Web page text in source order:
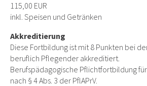
115,00 EUR
inkl. Speisen und Getränken
Akkreditierung
Diese Fortbildung ist mit 8 Punkten bei
beruflich Pflegender akkreditiert.
Berufspädagogische Pflichtfortbildung
nach § 4 Abs. 3 der PflAPrV.